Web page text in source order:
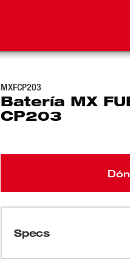
MXFCP203
Batería MX
CP203
Specs
Cargando